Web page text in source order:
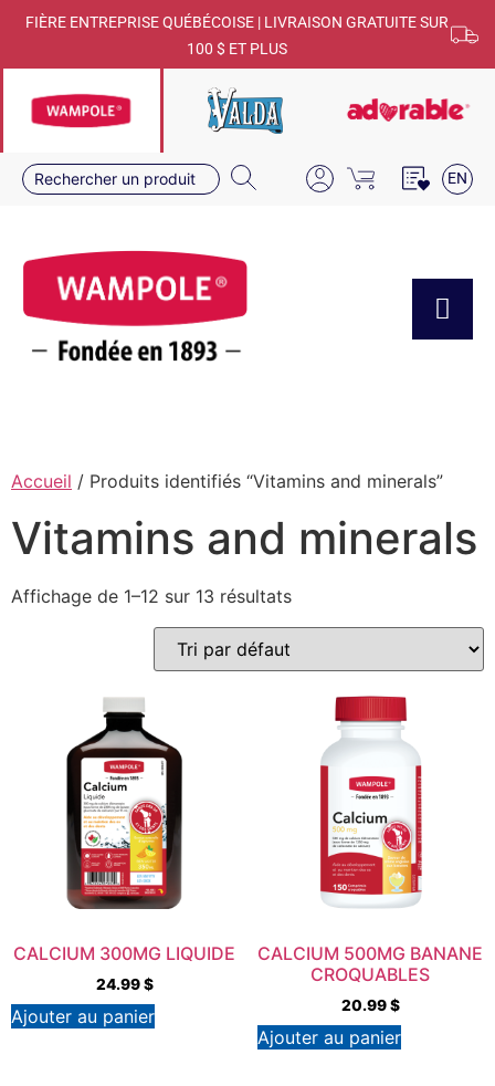
FIÈRE ENTREPRISE QUÉBÉCOISE | LIVRAISON GRATUITE SUR
100 $ ET PLUS
EN
Accueil / Produits identifiés “Vitamins and minerals”
Vitamins and minerals
Affichage de 1–12 sur 13 résultats
CALCIUM 300MG LIQUIDE
24.99$
Ajouter au panier
CALCIUM 500MG BANANE
CROQUABLES
20.99$
Ajouter au panier